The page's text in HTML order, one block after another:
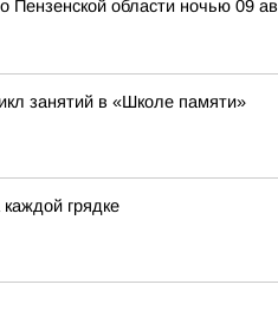
области ночью 09
занятий в «Школе памяти»
грядке